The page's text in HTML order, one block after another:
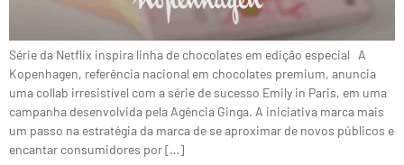
Série da Netflix inspira linha de chocolates em edição especial A
Kopenhagen, referência nacional em chocolates premium, anuncia
uma collab irresistível com a série de sucesso Emily in Paris, em uma
campanha desenvolvida pela Agência Ginga. A iniciativa marca mais
um passo na estratégia da marca de se aproximar de novos públicos e
encantar consumidores por […]